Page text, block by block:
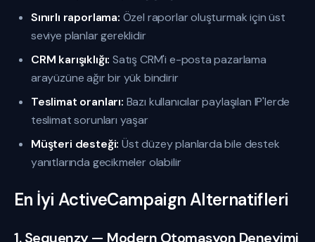
Sınırlı raporlama: Özel raporlar oluşturmak için üst
seviye planlar gereklidir
CRM karışıklığı: Satış CRM'i e-posta pazarlama
arayüzüne ağır bir yük bindirir
Teslimat oranları: Bazı kullanıcılar paylaşılan IP'lerde
teslimat sorunları yaşar
Müşteri desteği: Üst düzey planlarda bile destek
yanıtlarında gecikmeler olabilir
En İyi ActiveCampaign Alternatifleri
1. Sequenzy — Modern Otomasyon Deneyimi